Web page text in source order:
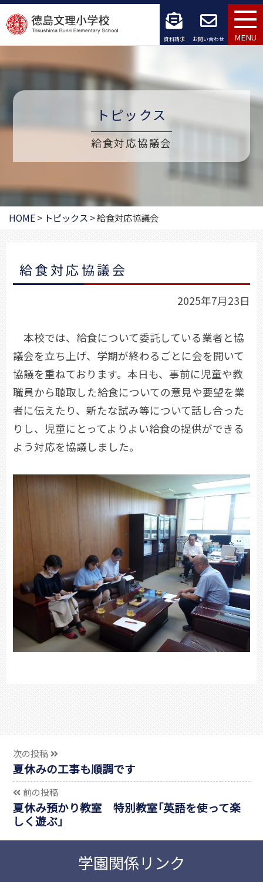
コ
ン
へ
ッ
プ
資料請求 お問い合わせ MENU
トピックス
給食対応協議会
HOME> トピックス >給食対応協議会
給食対応協議会
2025年7月23日
本校では、給食について委託している業者と協
議会を立ち上げ、学期が終わるごとに会を開いて
協議を重ねております。本日も、事前に児童や教
職員から聴取した給食についての意見や要望を業
者に伝えたり、新たな試み等について話し合った
りし、児童にとってよりよい給食の提供ができる
よう対応を協議しました。
次の投稿
夏休みの工事も順調です
前の投稿
夏休み預かり教室 特別教室｢英語を使って楽
しく遊ぶ｣
学園関係リンク